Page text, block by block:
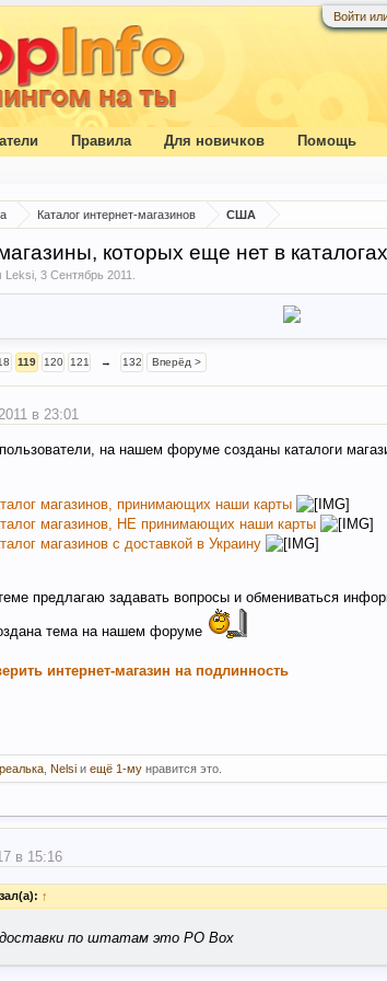
Войти
Каталог интернет-магазинов США
которых еще нет в каталогах
Leksi ,3 Сентябрь 2011
119 120 121 → 132 Вперёд >
в 23:01
на нашем форуме созданы каталоги
магазинов, принимающих наши карты
магазинов, НЕ принимающих наши карты
магазинов с доставкой в Украину
предлагаю задавать вопросы и обмениваться
тема на нашем форуме
интернет-магазин на подлинность
Nelsi иещё 1-му нравится это.
в 15:16
↑
доставки по штатам это PO Box
Правила Для новичков Помощь